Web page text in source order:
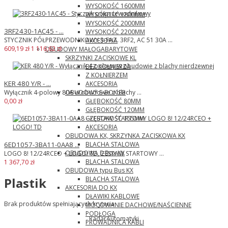
WYSOKOŚĆ 1600MM
WYSOKOŚĆ 1800MM
WYSOKOŚĆ 2000MM
WYSOKOŚĆ 2200MM
AKCESORIA
OBUDOWY MAŁOGABARYTOWE
SKRZYNKI ZACISKOWE KL
BEZ KOŁNIERZA
Z KOŁNIERZEM
AKCESORIA
OBUDOWY E-BOX EB
GŁĘBOKOŚĆ 80MM
GŁĘBOKOŚĆ 120MM
GŁĘBOKOŚĆ 155MM
AKCESORIA
OBUDOWA KX, SKRZYNKA ZACISKOWA KX
BLACHA STALOWA
OBUDOWA E-Box KX
BLACHA STALOWA
OBUDOWA typu Bus KX
BLACHA STALOWA
AKCESORIA DO KX
DŁAWIKI KABLOWE
MOCOWANIE DACHOWE/NAŚCIENNE
PODŁOGA
PROWADNICA KABLI
3RF2430-1AC45 - ...
STYCZNIK PÓŁPRZEWODNIKOWY 3-FAZ. 3RF2, AC 51 30A ...
609,19 zł 1 116,62 zł
KER 480 Y/R - ...
Wyłącznik 4-polowy 80A w obudowie z blachy ...
0,00 zł
6ED1057-3BA11-0AA8 ...
LOGO 8! 12/24RCEO + LOGO! TD, ZESTAW STARTOWY ...
1 367,70 zł
Plastik
Brak produktów spełniających kryteria.
RadarAutomatyki